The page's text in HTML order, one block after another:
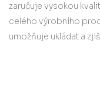
zaručuje vysokou
celého výrobního
umožňuje ukládat a